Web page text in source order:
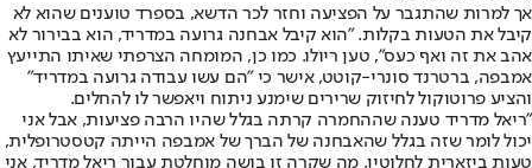
אך למרות שהתגבר על הפציעה וחזר לכר הדשא, בספרד טוענים שהוא לא
קיבל את הטעות בקלות. "הוא קיבל אבחנה גרועה במדריד, הוא בבירור לא
אהב את זה ואף כעס", טען ריולו. כמו כן, המומחה הצרפתי שאיתו התייעץ
אמבפה, ברטרנד סונרי-קוטט, אישר כי "הם עשו עבודה גרועה במדריד"
והציע פרוטוקול לחיזוק שרירים שימנע ניתוח ויאפשר לו להחלים.
"ריאל מדריד טענה שההחמרה קרתה בגלל שהיו הרבה פציעות, אבל אני
יכול לומר שזה בגלל שהאבחנה של הברך של אמבפה הייתה קטסטרופלית,
טעות ביזארית לחלוטין. מה שקרה זו בושה מוחלטת עבור ריאל מדריד, אני